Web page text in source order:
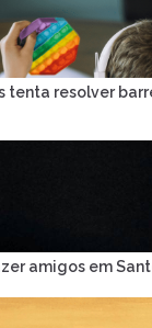
tenta resolver
amigos em